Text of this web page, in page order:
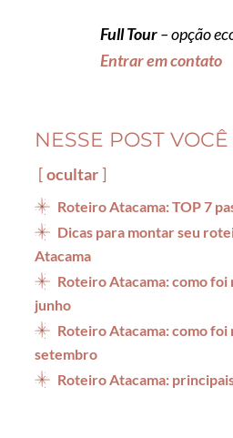
Full Tour– opção
Entrar em contato
NESSE POST
ocultar
Roteiro Atacama: TOP 7
Dicas para montar seu
Atacama
Roteiro Atacama: como foi
junho
Roteiro Atacama: como foi
setembro
Roteiro Atacama: